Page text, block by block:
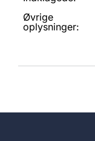
Øvrige
oplysninger: